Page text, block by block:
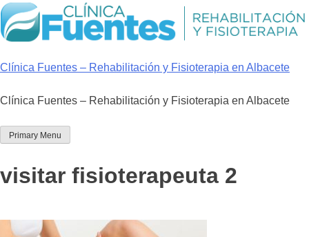
Skip
to
content
Clínica Fuentes – Rehabilitación y Fisioterapia en Albacete
Clínica Fuentes – Rehabilitación y Fisioterapia en Albacete
Primary Menu
visitar fisioterapeuta 2